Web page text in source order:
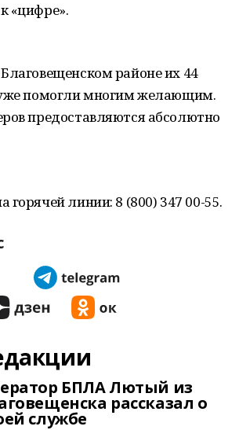
«цифре».
районе их 44
помогли многим желающим.
предоставляются абсолютно
горячей линии: 8 (800) 347 00-55.
БПЛА Лютый из
рассказал о
службе